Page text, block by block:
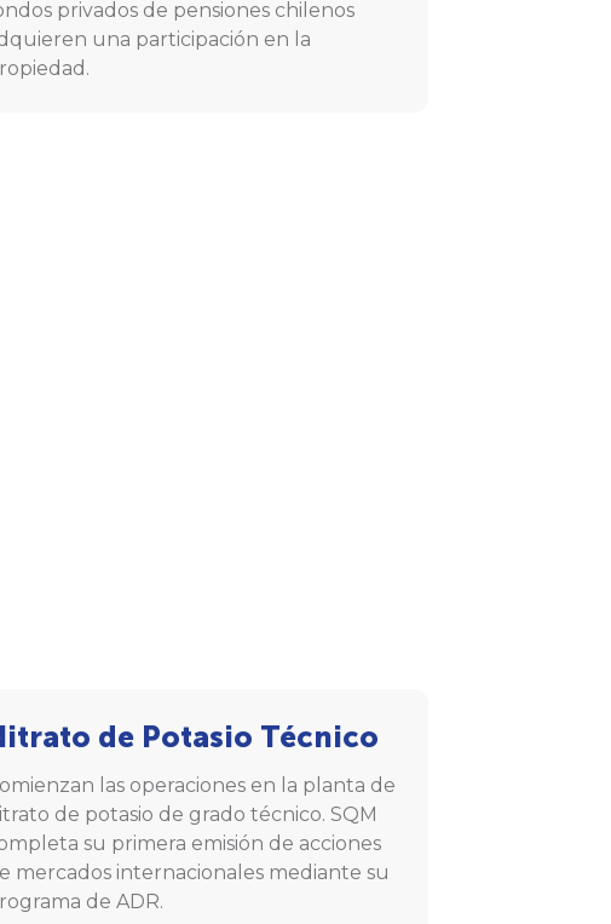
privados de pensiones chilenos
una participación en la
de Potasio Técnico
las operaciones en la planta de
de potasio de grado técnico. SQM
su primera emisión de acciones
mercados internacionales mediante su
de ADR.